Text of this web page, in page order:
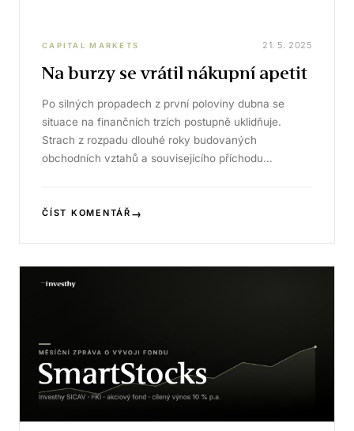
CAPITAL MARKETS 21. 5. 2025
Na burzy se vrátil nákupní apetit
Po silných propadech z první poloviny dubna se
situace na finančních trzích postupně uklidňuje.
Strach z rozpadu dlouhé roky budovaných
obchodních vztahů a souvisejícího příchodu…
ČÍST KOMENTÁŘ →